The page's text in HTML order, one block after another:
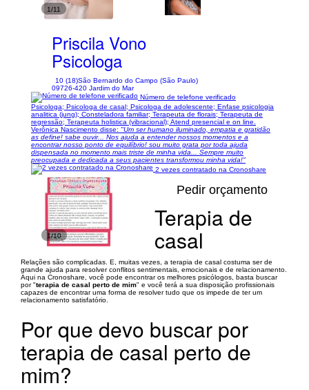
1/11
Priscila Vono
Psicologa
10 (18)São Bernardo do Campo (São Paulo)
09726-420 Jardim do Mar
Número de telefone verificado
Psicologa; Psicologa de casal; Psicologa de adolescente; Enfase psicologia
analitica (jung); Consteladora familiar; Terapeuta de florais; Terapeuta de
regressão; Terapeuta holistica (vibracional); Atend presencial e on line.
Verônica Nascimento disse: "Um ser humano iluminado, empatia e gratidão
as define! sabe ouvir... Nos ajuda a entender nossos momentos e a
encontrar nosso ponto de equilíbrio! sou muito grata por toda ajuda
dispensada no momento mais triste de minha vida... Sempre muito
preocupada e dedicada a seus pacientes transformou minha vida!"
2 vezes contratado na Cronoshare
1/10
Pedir orçamento
Terapia de
casal
Relações são complicadas. E, muitas vezes, a terapia de casal costuma ser de
grande ajuda para resolver conflitos sentimentais, emocionais e de relacionamento.
Aqui na Cronoshare, você pode encontrar os melhores psicólogos, basta buscar
por "terapia de casal perto de mim" e você terá a sua disposição profissionais
capazes de encontrar uma forma de resolver tudo que os impede de ter um
relacionamento satisfatório.
Por que devo buscar por
terapia de casal perto de
mim?